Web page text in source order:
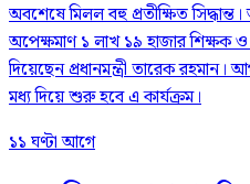
অবশেষে মিলল বহু প্রতীক্ষিত
অপেক্ষমাণ ১ লাখ ১৯ হাজার শিক্ষক ও
দিয়েছেন প্রধানমন্ত্রী তারেক
মধ্য দিয়ে শুরু হবে এ কার্যক্রম।
১১ ঘণ্টা আগে